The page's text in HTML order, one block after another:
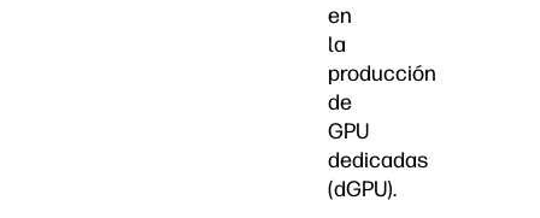
en
la
producción
de
GPU
dedicadas
(dGPU).